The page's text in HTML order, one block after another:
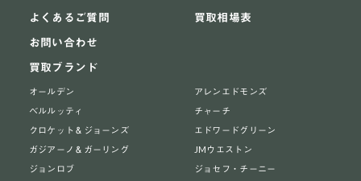
よくあるご質問
お問い合わせ
買取相場表
買取ブランド
オールデン
アレンエドモンズ
ベルルッティ
チャーチ
クロケット＆ジョーンズ
エドワードグリーン
ガジアーノ＆ガーリング
JMウエストン
ジョンロブ
ジョセフ・チーニー